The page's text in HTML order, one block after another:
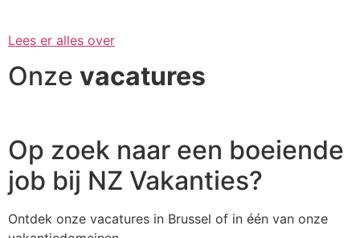
Lees er alles over
Onze vacatures
Op zoek naar een boeiende
job bij NZ Vakanties?
Ontdek onze vacatures in Brussel of in één van onze